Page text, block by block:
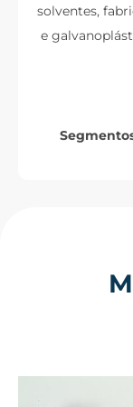
solventes,
e